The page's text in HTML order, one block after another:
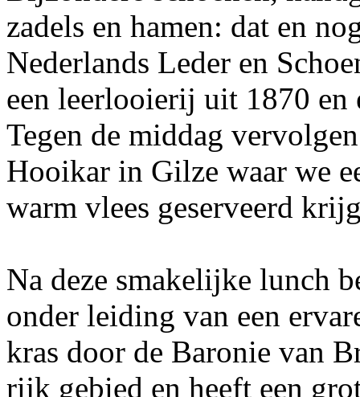
zadels en hamen: dat en
Nederlands Leder en
een leerlooierij uit 1870 en
Tegen de middag
Hooikar in Gilze waar we
warm vlees geserveerd
Na deze smakelijke lunch
onder leiding van een
kras door de Baronie van
rijk gebied en heeft een